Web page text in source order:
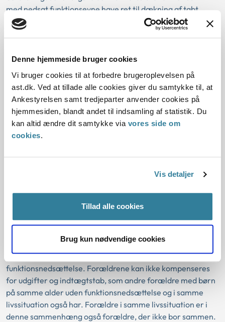
Denne hjemmeside bruger cookies
Vi bruger cookies til at forbedre brugeroplevelsen på
ast.dk. Ved at tillade alle cookies giver du samtykke til, at
Ankestyrelsen samt tredjeparter anvender cookies på
hjemmesiden, blandt andet til indsamling af statistik. Du
kan altid ændre dit samtykke via vores side om
cookies.
Vis detaljer
Tillad alle cookies
Brug kun nødvendige cookies
med nedsat funktionsevne have ret til dækning af tabt
arbejdsfortjeneste, hvis de øvrige betingelser herfor er
opfyldt, herunder at det er en nødvendig følge af barnets
frem og tilbage, og at forældrene derved har et
Dækning af merudgifter og tabt arbejdsfortjeneste, når
forældrene ikke bor sammen
Det er ikke usædvanligt, at forældre ophæver samlivet, og
at én eller begge forældre i den forbindelse flytter væk fra
merudgiften eller tabt arbejdsfortjeneste til transport med
Inden for serviceloven gælder der et
med nedsat funktionsevne så vidt muligt skal kompenseres
for udgifter og indtægtstab, der er en følge af barnets
funktionsnedsættelse. Forældrene kan ikke kompenseres
for udgifter og indtægtstab, som andre forældre med børn
på samme alder uden funktionsnedsættelse og i samme
livssituation også har. Forældre i samme livssituation er i
denne sammenhæng også forældre, der ikke bor sammen.